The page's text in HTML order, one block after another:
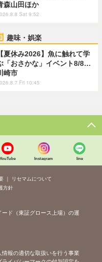
森山田ほか
Sat 9:52
趣味・娯楽
【夏休み2026】魚に触れて学
「おさかな」イベント8/8…
崎市
Fri 10:45
YouTube Instagram line
リセマムについて
方針
ード（東証グロース上場）の運
報の適切な取扱いを行う事業